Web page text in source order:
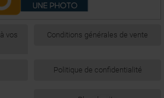
vos
Conditions générales de vente
Politique de confidentialité